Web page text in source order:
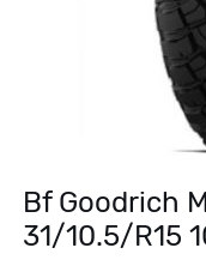
Bf Goodrich
31/10.5/R15